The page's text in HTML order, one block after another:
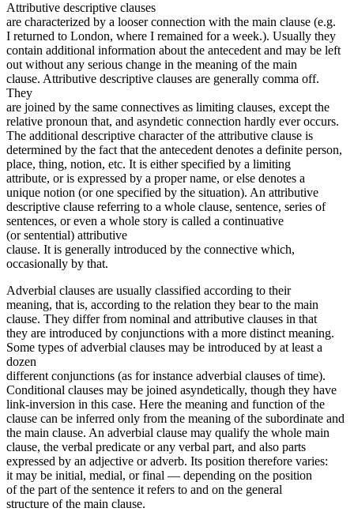
Attributive descriptive clauses
are characterized by a looser connection with the main clause (e.g.
I returned to London, where I remained for a week.). Usually they
contain additional information about the antecedent and may be left
out without any serious change in the mean­ing of the main
clause. Attributive descriptive clauses are generally comma off.
They
are joined by the same connectives as limiting clauses, except the
relative pronoun that, and asyndetic connection hardly ever occurs.
The additional descriptive character of the attributive clause is
determined by the fact that the antecedent denotes a definite person,
place, thing, notion, etc. It is either specified by a limiting
at­tribute, or is expressed by a proper name, or else denotes a
unique notion (or one specified by the situation). An attributive
descriptive clause referring to a whole clause, sentence, series of
sentences, or even a whole story is called a continuative
(or sentential) attribu­tive
clause. It is generally introduced by the connective which,
occasionally by that.
Adverbial clauses are usually classified according to their
meaning, that is, according to the relation they bear to the main
clause. They differ from nominal and attribu­tive clauses in that
they are introduced by conjunctions with a more distinct meaning.
Some types of adverbial clauses may be introduced by at least a
dozen
different conjunctions (as for instance adverbial clauses of time).
Conditional clauses may be joined asyndetically, though they have
link-inversion in this case. Here the meaning and function of the
clause can be inferred only from the meaning of the subordinate and
the main clause. An adverbial clause may qualify the whole main
clause, the verbal predicate or any verbal part, and also parts
expressed by an adjective or adverb. Its position therefore varies:
it may be initial, medial, or final — de­pending on the position
of the part of the sentence it re­fers to and on the general
structure of the main clause.